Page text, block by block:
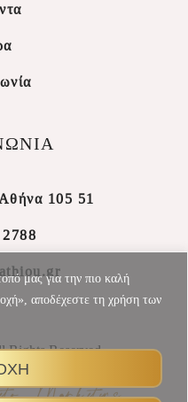
μας για την πιο καλή
αποδέχεστε τη χρήση των
105 51
Reserved